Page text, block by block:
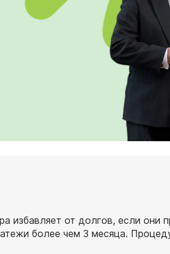
избавляет от долгов, если
более чем 3 месяца.